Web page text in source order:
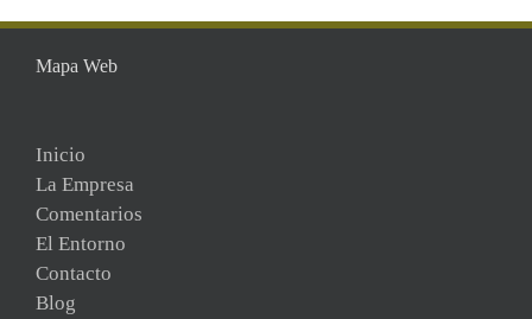
Mapa Web
Inicio
La Empresa
Comentarios
El Entorno
Contacto
Blog